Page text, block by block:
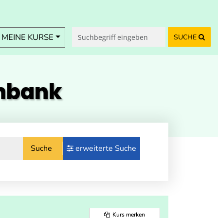
KURSE SUCHE
Suche erweiterte Suche
Kurs merken